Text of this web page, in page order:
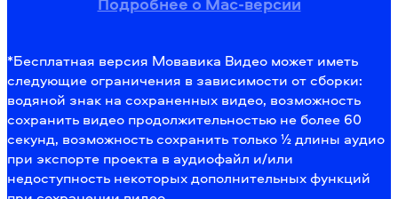
*Бесплатная версия Мовавика Видео может иметь
следующие ограничения в зависимости от сборки:
водяной знак на сохраненных видео, возможность
сохранить видео продолжительностью не более 60
секунд, возможность сохранить только ½ длины аудио
при экспорте проекта в аудиофайл и/или
недоступность некоторых дополнительных функций